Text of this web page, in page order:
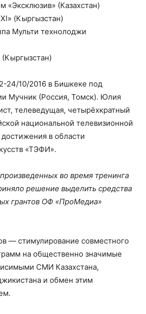
«Эксклюзив» (Казахстан)
(Кыргызстан)
Мульти технолоджи
24/10/2016 в Бишкеке под
Мучник (Россия, Томск). Юлия
телеведущая, четырёхкратный
национальной телевизионной
в области
«ТЭФИ».
во время тренинга
решение выделить средства
грантов ОФ «ПроМедиа»
— стимулирование совместного
на общественно значимые
СМИ Казахстана,
и обмен этим